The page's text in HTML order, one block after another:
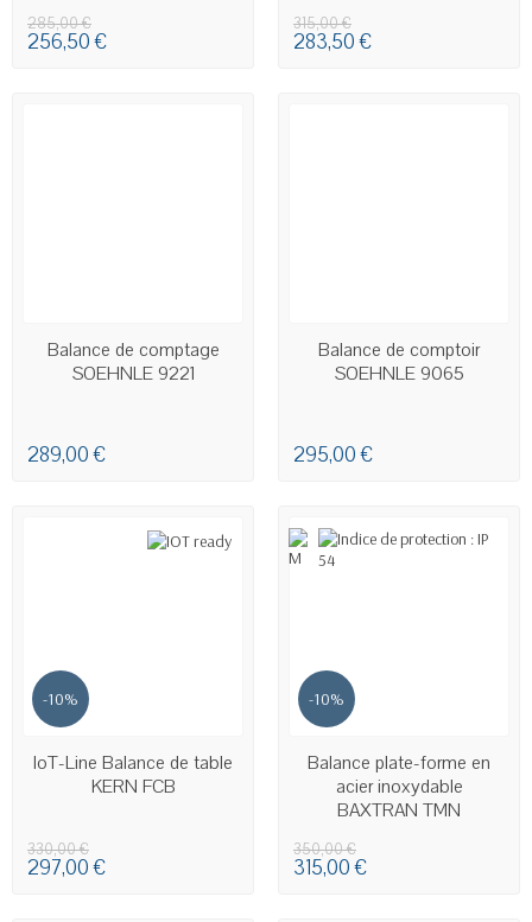
285,00 €
256,50 €
315,00 €
283,50 €
DERNIERS ARTICLES EN STOCK
Balance de comptage
SOEHNLE 9221
289,00 €
DERNIERS ARTICLES EN STOCK
Balance de comptoir
SOEHNLE 9065
295,00 €
-10%
EN STOCK
IoT-Line Balance de table
KERN FCB
330,00 €
297,00 €
-10%
EN STOCK
Balance plate-forme en
acier inoxydable
BAXTRAN TMN
350,00 €
315,00 €